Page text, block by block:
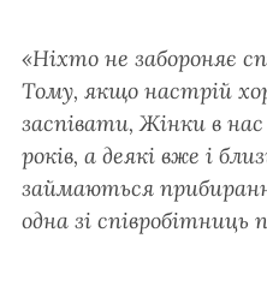
«Ніхто не забороняє
Тому, якщо настрій
заспівати, Жінки в
років, а деякі вже і
займаються
одна зі співробітниць